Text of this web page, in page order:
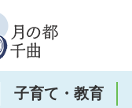
子育て・教育